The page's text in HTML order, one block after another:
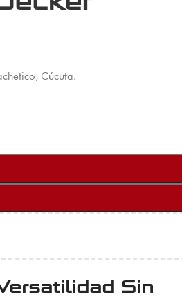
Cúcuta.
Sin